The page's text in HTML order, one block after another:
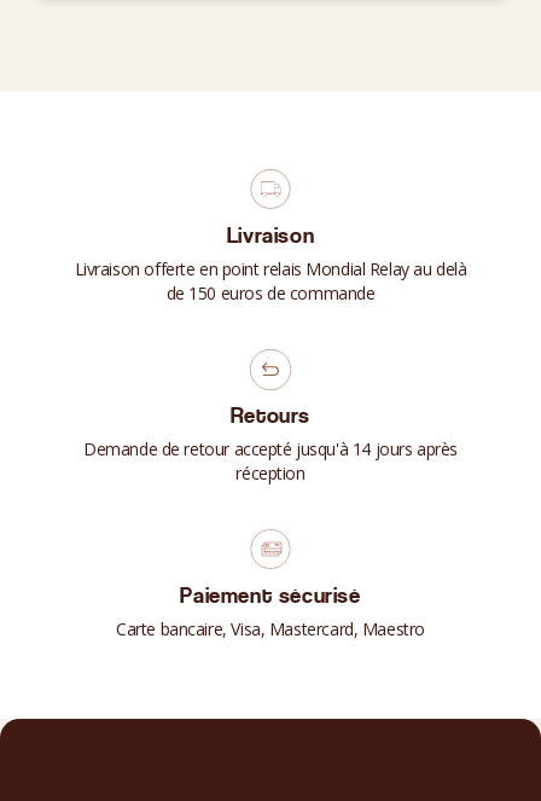
Livraison
Livraison offerte en point relais Mondial Relay au delà
de 150 euros de commande
Retours
Demande de retour accepté jusqu'à 14 jours après
réception
Paiement sécurisé
Carte bancaire, Visa, Mastercard, Maestro